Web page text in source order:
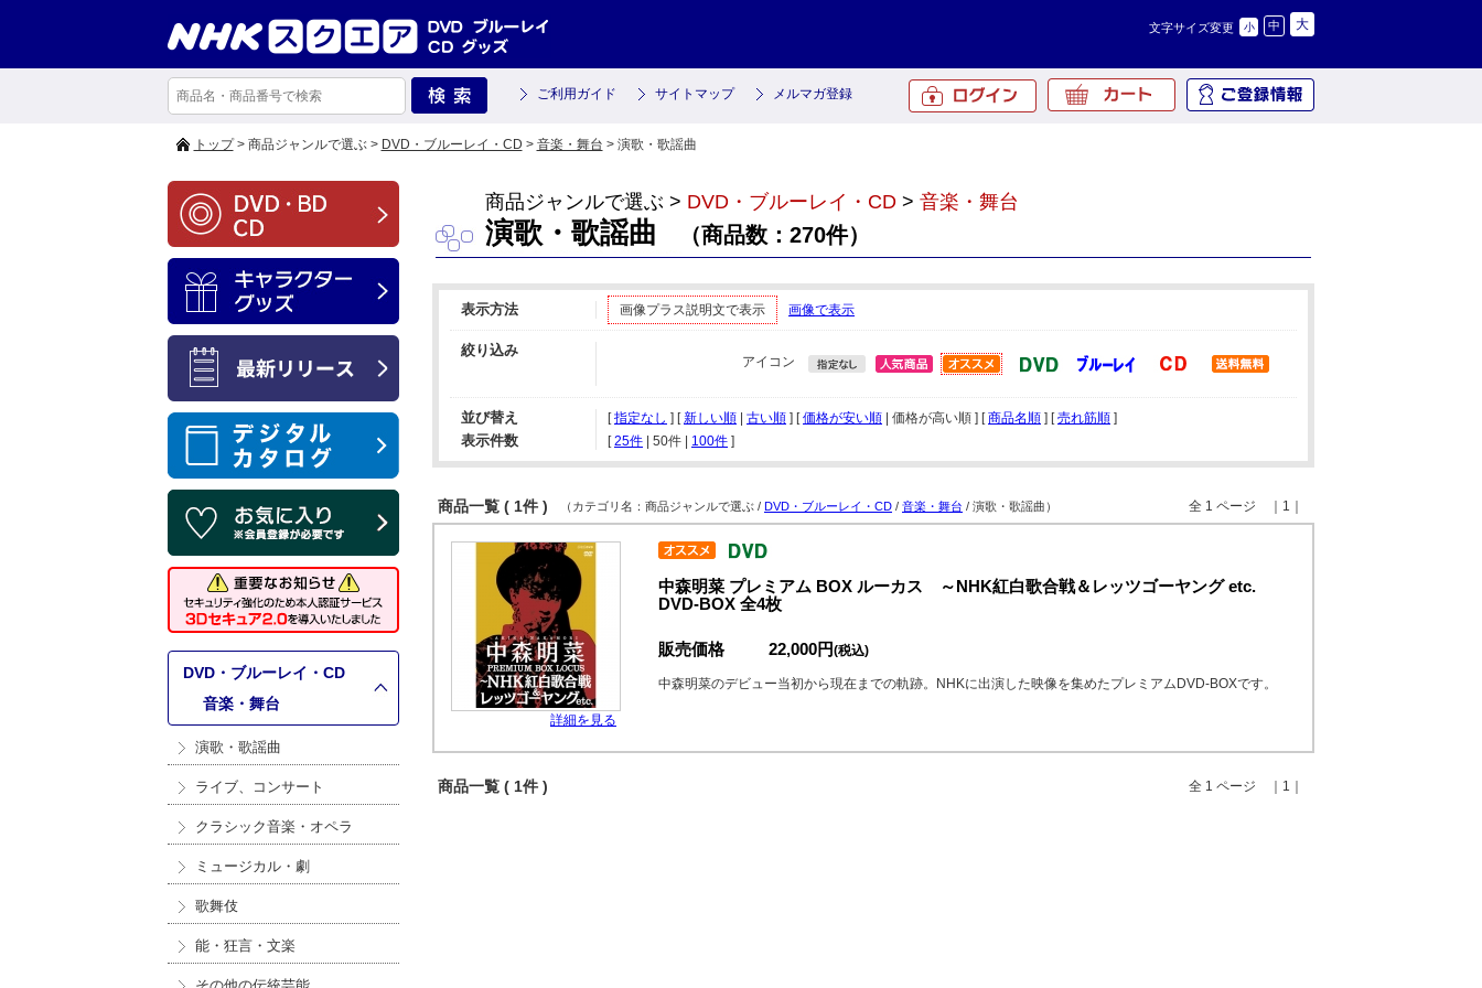
文字サイズ変更 小 中 大
ご利用ガイド サイトマップ メルマガ登録
トップ> 商品ジャンルで選ぶ > DVD・ブルーレイ・CD > 音楽・舞台 > 演歌・歌謡曲
DVD・ブルーレイ・CD
音楽・舞台
演歌・歌謡曲
ライブ、コンサート
クラシック音楽・オペラ
ミュージカル・劇
歌舞伎
能・狂言・文楽
商品ジャンルで選ぶ > DVD・ブルーレイ・CD > 音楽・舞台
演歌・歌謡曲 （商品数：270件）
表示方法 画像プラス説明文で表示 画像で表示
絞り込み
アイコン
並び替え [指定なし ] [新しい順 古い順 ] [価格が安い順 | 価格が高い順 ] [商品名順 ] [売れ筋順 ]
表示件数 [ 25件 50件 100件 ]
商品一覧 ( 1件 ) 全 1 ページ ｜1｜
（カテゴリ名：商品ジャンルで選ぶ / DVD・ブルーレイ・CD / 音楽・舞台 / 演歌・歌謡曲）
詳細を見る
中森明菜 プレミアム BOX ルーカス ～NHK紅白歌合戦＆レッツゴーヤング etc.
DVD-BOX 全4枚
販売価格 22,000円(税込)
中森明菜のデビュー当初から現在までの軌跡。NHKに出演した映像を集めたプレミアムDVD-BOXです。
商品一覧 ( 1件 ) 全 1 ページ ｜1｜